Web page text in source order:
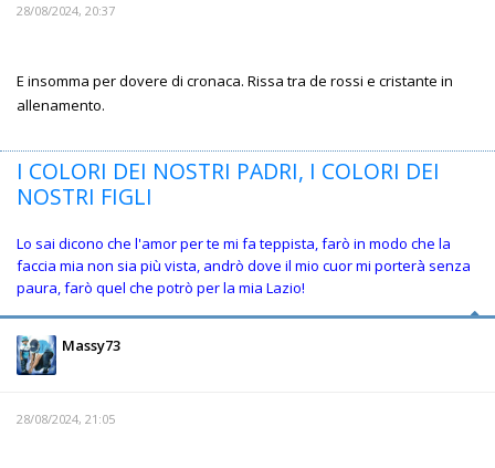
28/08/2024, 20:37
E insomma per dovere di cronaca. Rissa tra de rossi e cristante in
allenamento.
I COLORI DEI NOSTRI PADRI, I COLORI DEI
NOSTRI FIGLI
Lo sai dicono che l'amor per te mi fa teppista, farò in modo che la
faccia mia non sia più vista, andrò dove il mio cuor mi porterà senza
paura, farò quel che potrò per la mia Lazio!
Massy73
28/08/2024, 21:05